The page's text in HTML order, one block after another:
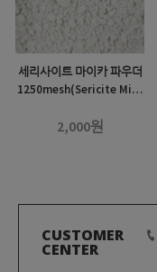
세리사이트 마이카 파우더
1250mesh(Sericite Mica
2,000원
CUSTOMER
CENTER